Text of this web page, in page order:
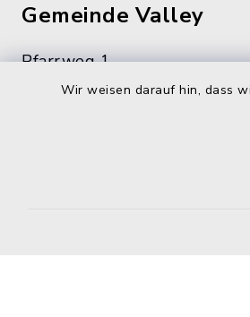
Wir weisen darauf hin, dass
Gemeinde Valley
Pfarrweg 1
83626 Valley